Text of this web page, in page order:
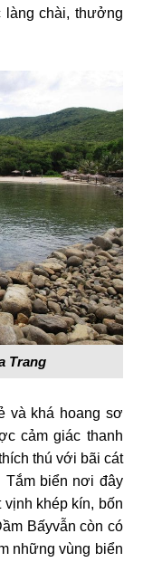
làng chài, thưởng
Trang
và khá hoang sơ
cảm giác thanh
thú với bãi cát
Tắm biển nơi đây
vịnh khép kín, bốn
Bấyvẫn còn có
những vùng biển